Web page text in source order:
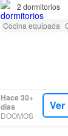
2 dormitorios
Cocina equipada
Hace 30+
días
DOOMOS